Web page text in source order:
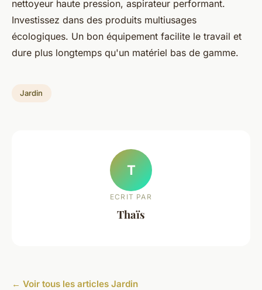
nettoyeur haute pression, aspirateur performant.
Investissez dans des produits multiusages
écologiques. Un bon équipement facilite le travail et
dure plus longtemps qu'un matériel bas de gamme.
Jardin
T
ECRIT PAR
Thaïs
← Voir tous les articles Jardin